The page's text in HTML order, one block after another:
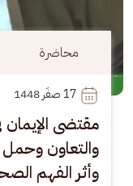
محاضرة
17
مقتضى الإيمان
والتعاون
وأثر الفهم